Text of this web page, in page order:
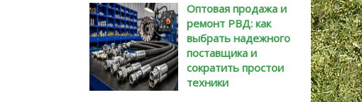
Оптовая продажа и
ремонт РВД: как
выбрать надежного
поставщика и
сократить простои
техники